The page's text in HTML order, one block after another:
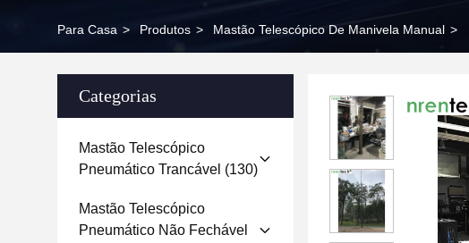
Para Casa > Produtos > Mastão Telescópico De Manivela Manual >
Categorias
Mastão Telescópico
Pneumático Trancável (130)
Mastão Telescópico
Pneumático Não Fechável